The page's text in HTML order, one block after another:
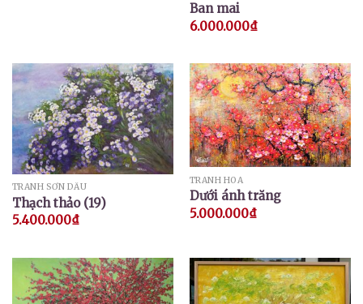
Ban mai
6.000.000₫
TRANH SƠN DẦU
Thạch thảo (19)
5.400.000₫
TRANH HOA
Dưới ánh trăng
5.000.000₫